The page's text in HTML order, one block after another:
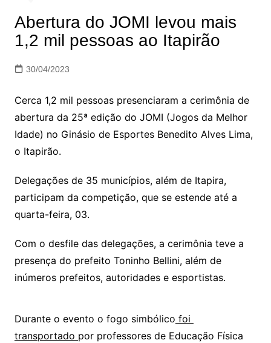
Abertura do JOMI levou mais
1,2 mil pessoas ao Itapirão
30/04/2023
Cerca 1,2 mil pessoas presenciaram a cerimônia de
abertura da 25ª edição do JOMI (Jogos da Melhor
Idade) no Ginásio de Esportes Benedito Alves Lima,
o Itapirão.
Delegações de 35 municípios, além de Itapira,
participam da competição, que se estende até a
quarta-feira, 03.
Com o desfile das delegações, a cerimônia teve a
presença do prefeito Toninho Bellini, além de
inúmeros prefeitos, autoridades e esportistas.
Durante o evento o fogo simbólico foi
transportado por professores de Educação Física